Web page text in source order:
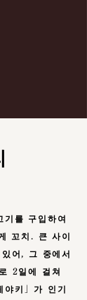
기를 구입하여
꼬치. 큰 사이
어, 그 중에서
2일에 걸쳐
야키」가 인기